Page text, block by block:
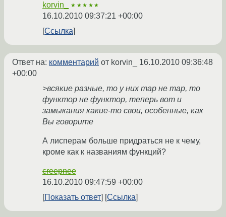
korvin_ ★★★★★
16.10.2010 09:37:21 +00:00
Ссылка
Ответ на: комментарий от korvin_ 16.10.2010 09:36:48
+00:00
>всякие разные, то у них map не map, то
функтор не функтор, теперь вот и
замыкания какие-то свои, особенные, как
Вы говорите
А лисперам больше придраться не к чему,
кроме как к названиям функций?
creepnee
16.10.2010 09:47:59 +00:00
Показать ответ
Ссылка